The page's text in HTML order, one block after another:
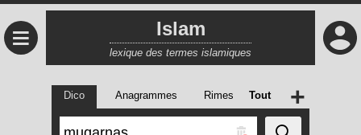
≡ Islam
lexique des termes islamiques
Dico Anagrammes Rimes Tout +